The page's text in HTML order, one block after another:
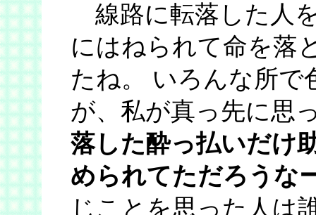
線路に転落した人
にはねられて命を落
たね。 いろんな所で
が、私が真っ先に思
落した酔っ払いだけ
められてただろうな
じことを思った人は